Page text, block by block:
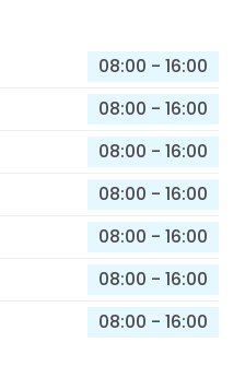
08:00 - 16:00
08:00 - 16:00
08:00 - 16:00
08:00 - 16:00
08:00 - 16:00
08:00 - 16:00
08:00 - 16:00